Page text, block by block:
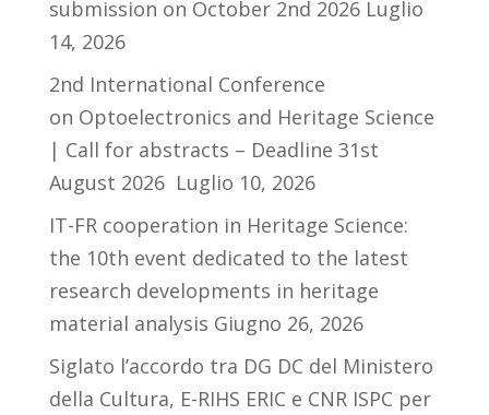
submission on October 2nd 2026 Luglio
14, 2026
2nd International Conference
on Optoelectronics and Heritage Science
| Call for abstracts – Deadline 31st
August 2026 Luglio 10, 2026
IT-FR cooperation in Heritage Science:
the 10th event dedicated to the latest
research developments in heritage
material analysis Giugno 26, 2026
Siglato l’accordo tra DG DC del Ministero
della Cultura, E-RIHS ERIC e CNR ISPC per